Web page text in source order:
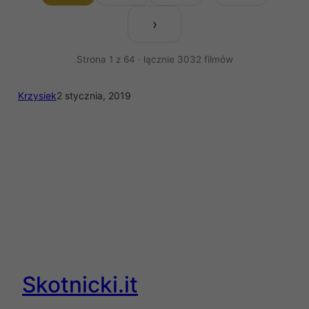
›
Strona 1 z 64 · łącznie 3032 filmów
Krzysiek2 stycznia, 2019
Skotnicki.it